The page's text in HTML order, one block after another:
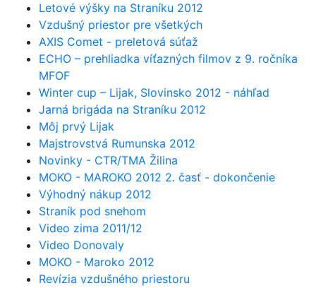
Letové výšky na Straníku 2012
Vzdušný priestor pre všetkých
AXIS Comet - preletová súťaž
ECHO – prehliadka víťazných filmov z 9. ročníka
MFOF
Winter cup – Lijak, Slovinsko 2012 - náhľad
Jarná brigáda na Straníku 2012
Môj prvý Lijak
Majstrovstvá Rumunska 2012
Novinky - CTR/TMA Žilina
MOKO - MAROKO 2012 2. časť - dokončenie
Výhodný nákup 2012
Straník pod snehom
Video zima 2011/12
Video Donovaly
MOKO - Maroko 2012
Revízia vzdušného priestoru